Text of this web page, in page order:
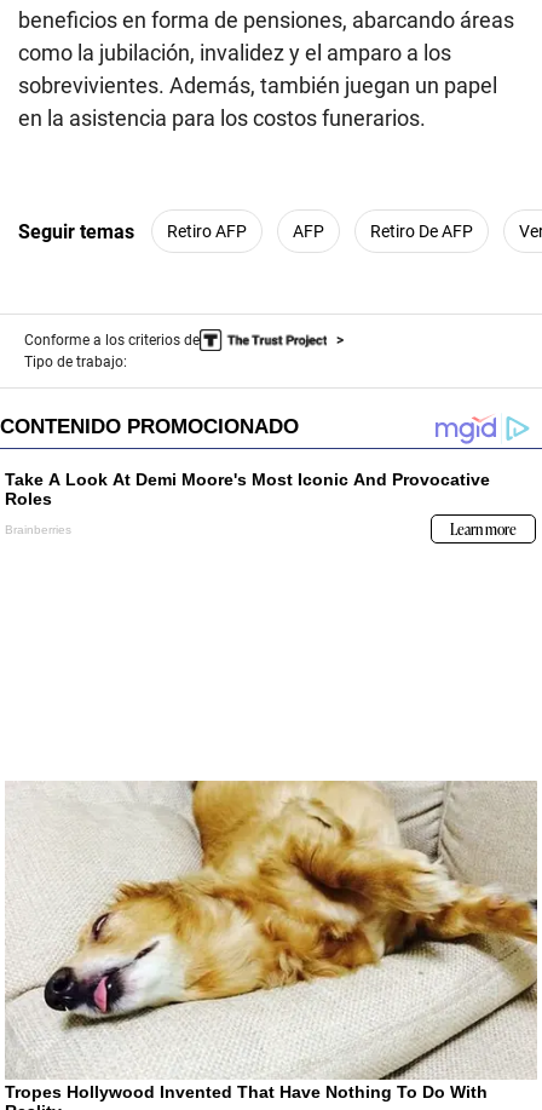
beneficios en forma de pensiones, abarcando áreas
como la jubilación, invalidez y el amparo a los
sobrevivientes. Además, también juegan un papel
en la asistencia para los costos funerarios.
Seguir temas Retiro AFP AFP Retiro De AFP
Conforme a los criterios de
Tipo de trabajo: